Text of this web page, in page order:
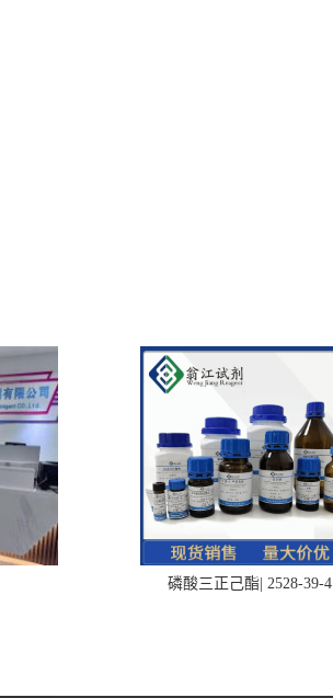
磷酸三正己酯| 2528-39-4